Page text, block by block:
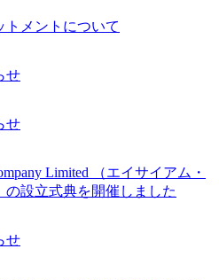
トメントについて
せ
せ
Limited （エイサイアム・
の設立式典を開催しました
せ